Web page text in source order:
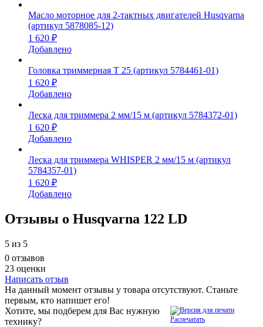
Масло моторное для 2-тактных двигателей Husqvarna
(артикул 5878085-12)
1 620 ₽
Добавлено
Головка триммерная T 25 (артикул 5784461-01)
1 620 ₽
Добавлено
Леска для триммера 2 мм/15 м (артикул 5784372-01)
1 620 ₽
Добавлено
Леска для триммера WHISPER 2 мм/15 м (артикул
5784357-01)
1 620 ₽
Добавлено
Отзывы о Husqvarna 122 LD
5 из 5
0 отзывов
23 оценки
Написать отзыв
На данный момент отзывы у товара отсутствуют. Станьте
первым, кто напишет его!
Распечатать
Хотите, мы подберем для Вас нужную
технику?